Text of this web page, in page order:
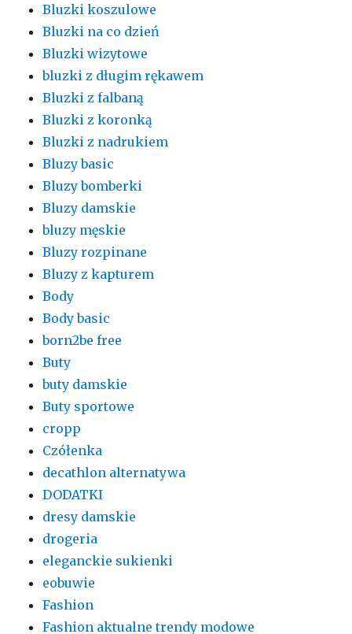
Bluzki koszulowe
Bluzki na co dzień
Bluzki wizytowe
bluzki z długim rękawem
Bluzki z falbaną
Bluzki z koronką
Bluzki z nadrukiem
Bluzy basic
Bluzy bomberki
Bluzy damskie
bluzy męskie
Bluzy rozpinane
Bluzy z kapturem
Body
Body basic
born2be free
Buty
buty damskie
Buty sportowe
cropp
Czółenka
decathlon alternatywa
DODATKI
dresy damskie
drogeria
eleganckie sukienki
eobuwie
Fashion
Fashion aktualne trendy modowe